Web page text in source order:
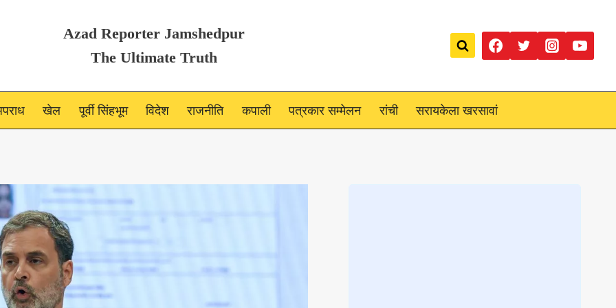
Azad Reporter Jamshedpur
The Ultimate Truth
खेल पूर्वी सिंहभूम विदेश राजनीति कपाली पत्रकार सम्मेलन रांची सरायकेला खरसावां